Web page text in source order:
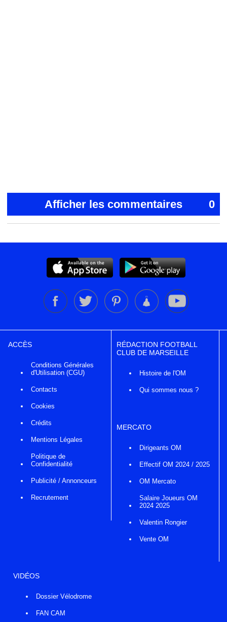
Afficher les commentaires 0
ACCÈS
Conditions Générales
d'Utilisation (CGU)
Contacts
Cookies
Crédits
Mentions Légales
Politique de
Confidentialité
Publicité / Annonceurs
Recrutement
RÉDACTION FOOTBALL
CLUB DE MARSEILLE
Histoire de l'OM
Qui sommes nous ?
MERCATO
Dirigeants OM
Effectif OM 2024 / 2025
OM Mercato
Salaire Joueurs OM
2024 2025
Valentin Rongier
Vente OM
VIDÉOS
Dossier Vélodrome
FAN CAM